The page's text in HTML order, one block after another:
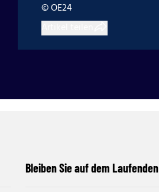
© OE24
Bleiben Sie auf dem Laufenden